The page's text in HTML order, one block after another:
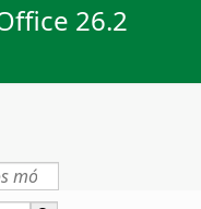
26.2